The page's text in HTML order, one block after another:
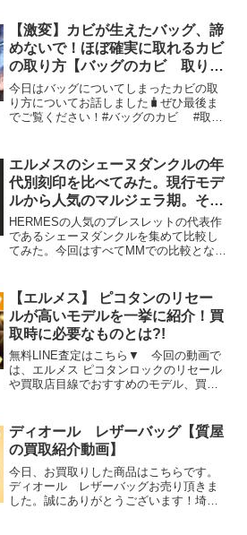
【激変】カビが生えたバッグ、諦
めないで！ほぼ確実に取れるカビ
の取り方【バッグのカビ 取り
方】
今日はバッグについてしまったカビの取
り方についてお話しました🧳ぜひ最後ま
でご覧ください！#バッグのカビ #取り
「一生物のバッグに出会う」をテーマ
に、...
エルメスのシェーヌダンクルの年
代別刻印を比べてみた。現行モデ
ルから人気のマルジェラ期。そし
て情緒的な筆記体まで。初期コマ
も紹介#hermes #エルメス #シェ
ーヌダンクル #刻印
HERMESの人気のブレスレットの代表作
であるシェーヌダンクルを集めて比較し
てみた。今回はすべてMMでの比較となり
デルは筆記体。そしてエルメス一家の元
祖は筆記体の初期コ...
【エルメス】 ピコタンのリセー
ルが高いモデルを一挙に紹介！買
取時に必要なものとは?!
無料LINE査定はこちら▼ 今回の動画で
は、エルメス ピコタンロックのリセール
や買取店目線でおすすめのモデル、買取
00:26 定番モデルのリセール01:52 特殊...
ディオール レザーバッグ【質屋
の買取紹介動画】
今日、お買取りした商品はこちらです。
ディオール レザーバッグお売り頂きま
した。誠にありがとうございます！埼玉